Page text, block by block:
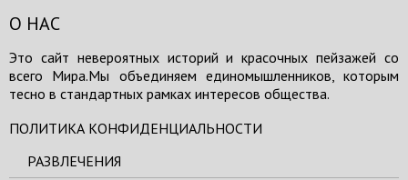
О НАС
Это сайт невероятных историй и красочных пейзажей со
всего Мира.Мы объединяем единомышленников, которым
тесно в стандартных рамках интересов общества.
ПОЛИТИКА КОНФИДЕНЦИАЛЬНОСТИ
РАЗВЛЕЧЕНИЯ